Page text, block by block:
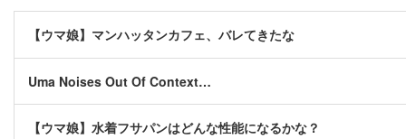
【ウマ娘】マンハッタンカフェ、バレてきたな
Uma Noises Out Of Context…
【ウマ娘】水着フサパンはどんな性能になるかな？